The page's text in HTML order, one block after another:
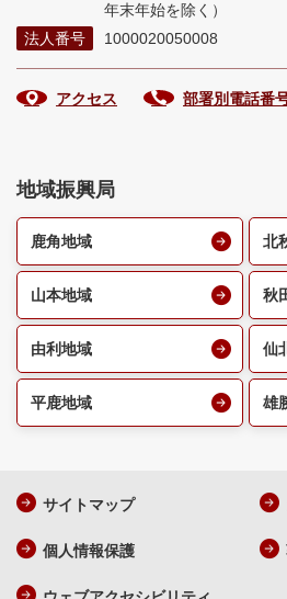
年末年始を除く）
法人番号
1000020050008
アクセス 部署別電話番
地域振興局
鹿角地域 北
山本地域 秋
由利地域 仙
平鹿地域 雄
サイトマップ
個人情報保護